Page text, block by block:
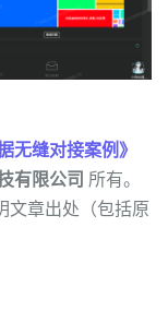
无缝对接案例》
有限公司 所有。
文章出处（包括原